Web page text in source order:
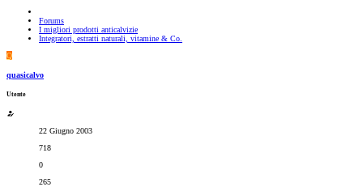
Forums
I migliori prodotti anticalvizie
Integratori, estratti naturali, vitamine & Co.
Q
quasicalvo
Utente
22 Giugno 2003
718
0
265